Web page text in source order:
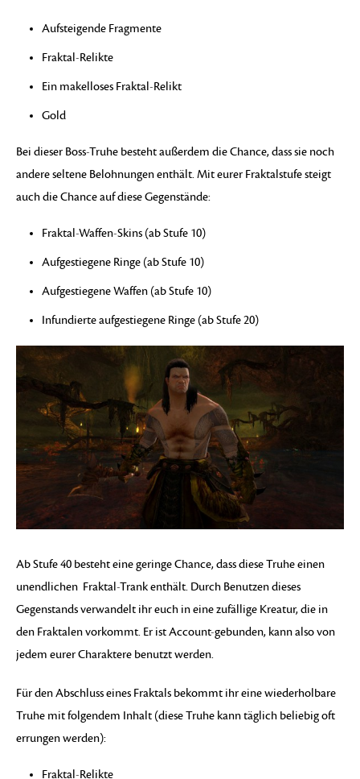
Aufsteigende Fragmente
Fraktal-Relikte
Ein makelloses Fraktal-Relikt
Gold
Bei dieser Boss-Truhe besteht außerdem die Chance, dass sie noch
andere seltene Belohnungen enthält. Mit eurer Fraktalstufe steigt
auch die Chance auf diese Gegenstände:
Fraktal-Waffen-Skins (ab Stufe 10)
Aufgestiegene Ringe (ab Stufe 10)
Aufgestiegene Waffen (ab Stufe 10)
Infundierte aufgestiegene Ringe (ab Stufe 20)
Ab Stufe 40 besteht eine geringe Chance, dass diese Truhe einen
unendlichen Fraktal-Trank enthält. Durch Benutzen dieses
Gegenstands verwandelt ihr euch in eine zufällige Kreatur, die in
den Fraktalen vorkommt. Er ist Account-gebunden, kann also von
jedem eurer Charaktere benutzt werden.
Für den Abschluss eines Fraktals bekommt ihr eine wiederholbare
Truhe mit folgendem Inhalt (diese Truhe kann täglich beliebig oft
errungen werden):
Fraktal-Relikte